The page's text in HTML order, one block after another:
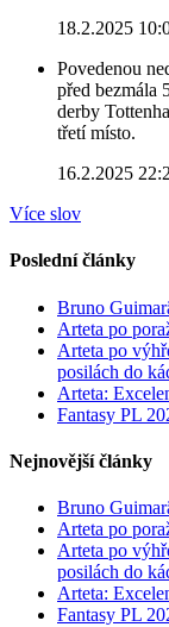
18.2.2025
Povedenou
před bezmála
derby
třetí místo.
16.2.2025
Více slov
Poslední články
Bruno
Arteta po
Arteta po
posilách do
Arteta:
Fantasy PL
Nejnovější články
Bruno
Arteta po
Arteta po
posilách do
Arteta:
Fantasy PL